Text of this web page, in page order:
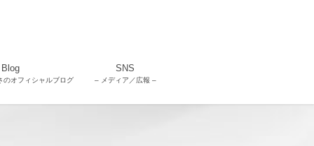
Blog
オフィシャルブログ
SNS
– メディア／広報 –